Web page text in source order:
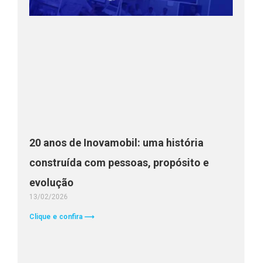
20 anos de Inovamobil: uma história
construída com pessoas, propósito e
evolução
13/02/2026
Clique e confira ⟶